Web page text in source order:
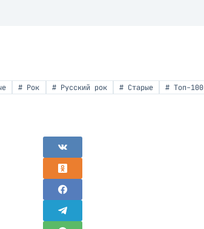
# Рок #Русский рок # Старые # Топ-100